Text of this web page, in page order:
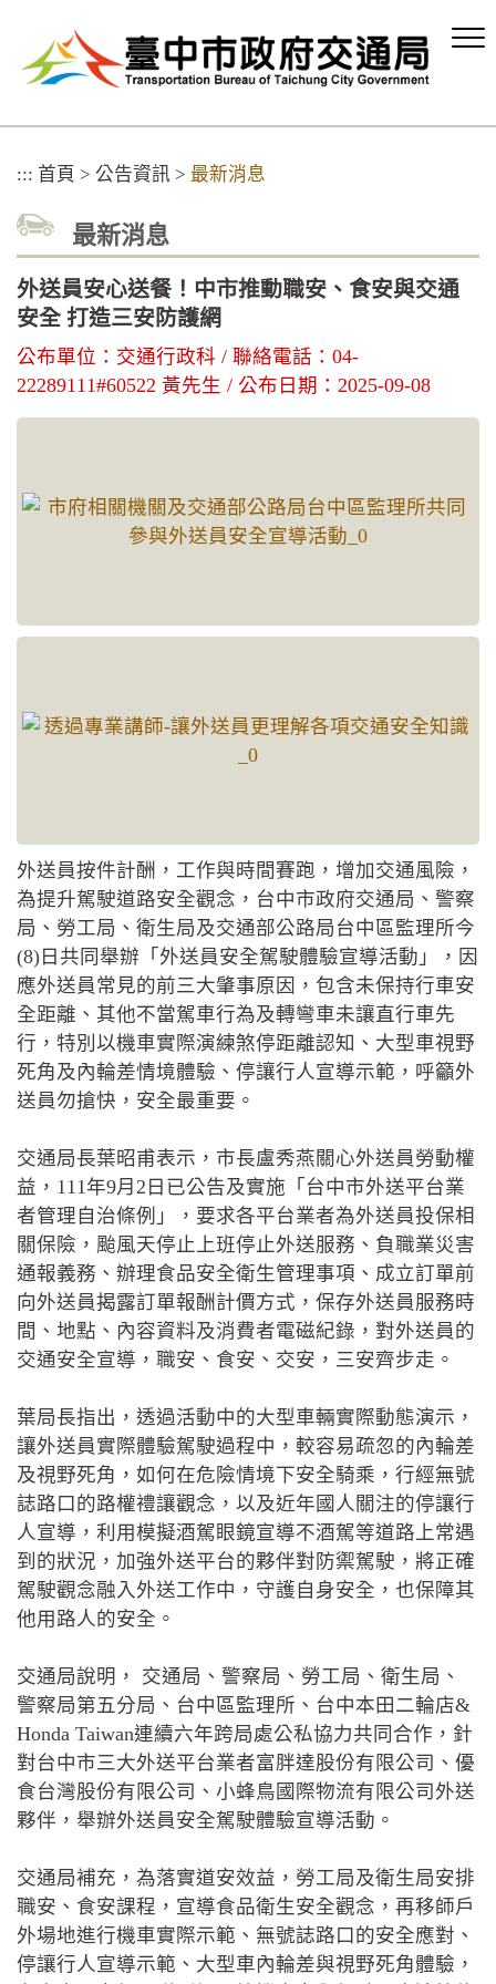
容
::: 首頁 > 公告資訊 > 最新消息
最新消息
外送員安心送餐！中市推動職安、食安與交通
安全 打造三安防護網
公布單位：交通行政科 / 聯絡電話：04-
22289111#60522 黃先生 / 公布日期：2025-09-08
外送員按件計酬，工作與時間賽跑，增加交通風險，
為提升駕駛道路安全觀念，台中市政府交通局、警察
局、勞工局、衛生局及交通部公路局台中區監理所今
(8)日共同舉辦「外送員安全駕駛體驗宣導活動」，因
應外送員常見的前三大肇事原因，包含未保持行車安
全距離、其他不當駕車行為及轉彎車未讓直行車先
行，特別以機車實際演練煞停距離認知、大型車視野
死角及內輪差情境體驗、停讓行人宣導示範，呼籲外
送員勿搶快，安全最重要。
交通局長葉昭甫表示，市長盧秀燕關心外送員勞動權
益，111年9月2日已公告及實施「台中市外送平台業
者管理自治條例」，要求各平台業者為外送員投保相
關保險，颱風天停止上班停止外送服務、負職業災害
通報義務、辦理食品安全衛生管理事項、成立訂單前
向外送員揭露訂單報酬計價方式，保存外送員服務時
間、地點、內容資料及消費者電磁紀錄，對外送員的
交通安全宣導，職安、食安、交安，三安齊步走。
葉局長指出，透過活動中的大型車輛實際動態演示，
讓外送員實際體驗駕駛過程中，較容易疏忽的內輪差
及視野死角，如何在危險情境下安全騎乘，行經無號
誌路口的路權禮讓觀念，以及近年國人關注的停讓行
人宣導，利用模擬酒駕眼鏡宣導不酒駕等道路上常遇
到的狀況，加強外送平台的夥伴對防禦駕駛，將正確
駕駛觀念融入外送工作中，守護自身安全，也保障其
他用路人的安全。
交通局說明， 交通局、警察局、勞工局、衛生局、
警察局第五分局、台中區監理所、台中本田二輪店&
Honda Taiwan連續六年跨局處公私協力共同合作，針
對台中市三大外送平台業者富胖達股份有限公司、優
食台灣股份有限公司、小蜂鳥國際物流有限公司外送
夥伴，舉辦外送員安全駕駛體驗宣導活動。
交通局補充，為落實道安效益，勞工局及衛生局安排
職安、食安課程，宣導食品衛生安全觀念，再移師戶
外場地進行機車實際示範、無號誌路口的安全應對、
停讓行人宣導示範、大型車內輪差與視野死角體驗，